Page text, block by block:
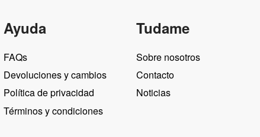
Ayuda
FAQs
Devoluciones y cambios
Política de privacidad
Términos y condiciones
Tudame
Sobre nosotros
Contacto
Noticias